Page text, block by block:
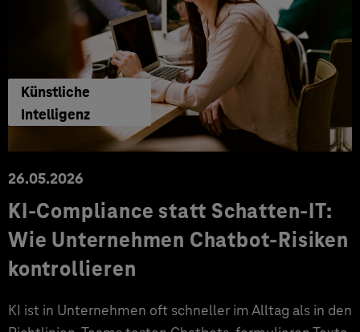
Künstliche
Intelligenz
26.05.2026
KI-Compliance statt Schatten-IT:
Wie Unternehmen Chatbot-Risiken
kontrollieren
KI ist in Unternehmen oft schneller im Alltag als in den